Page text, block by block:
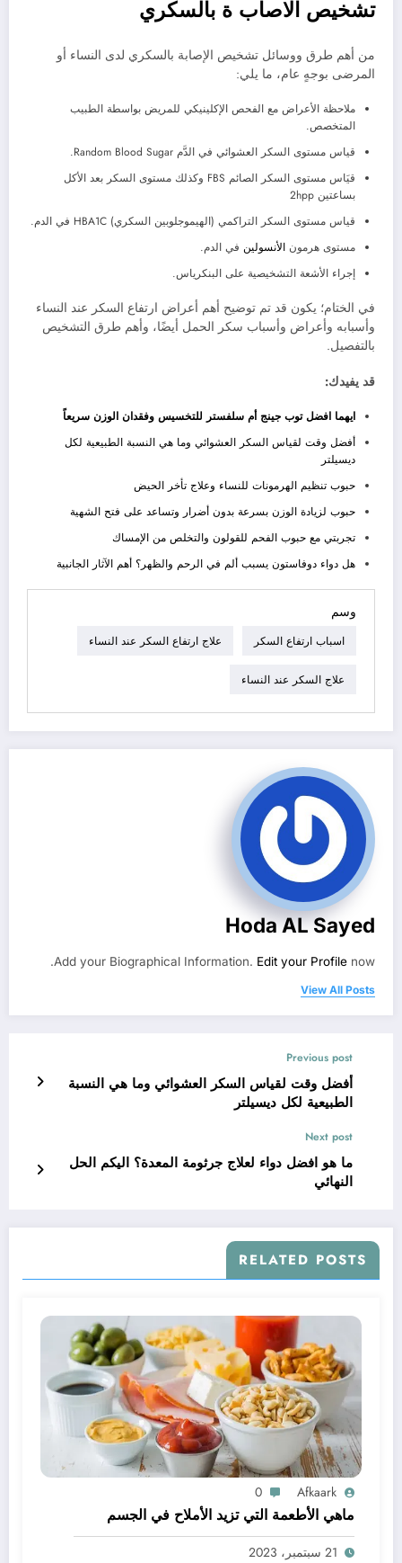
تشخيص الاصاب ة بالسكري
من أهم طرق ووسائل تشخيص الإصابة بالسكري لدى النساء أو
المرضى بوجهٍ عام، ما يلي:
ملاحظة الأعراض مع الفحص الإكلينيكي للمريض بواسطة الطبيب
المتخصص.
قياس مستوى السكر العشوائي في الدَّم Random Blood Sugar.
قيَاس مستوى السكر الصائم FBS وكذلك مستوى السكر بعد الأكل
بساعتين 2hpp
قياس مستوى السكر التراكمي (الهيموجلوبين السكري) HBA1C في الدم.
مستوى هرمون الأنسولين في الدم.
إجراء الأشعة التشخيصية على البنكرياس.
في الختام؛ يكون قد تم توضيح أهم أعراض ارتفاع السكر عند النساء
وأسبابه وأعراض وأسباب سكر الحمل أيضًا، وأهم طرق التشخيص
بالتفصيل.
قد يفيدك:
ايهما افضل توب جينج أم سلفستر للتخسيس وفقدان الوزن سريعاً
أفضل وقت لقياس السكر العشوائي وما هي النسبة الطبيعية لكل
ديسيلتر
حبوب تنظيم الهرمونات للنساء وعلاج تأخر الحيض
حبوب لزيادة الوزن بسرعة بدون أضرار وتساعد على فتح الشهية
تجربتي مع حبوب الفحم للقولون والتخلص من الإمساك
هل دواء دوفاستون يسبب ألم في الرحم والظهر؟ أهم الآثار الجانبية
وسم
اسباب ارتفاع السكر علاج ارتفاع السكر عند النساء
علاج السكر عند النساء
Hoda AL Sayed
Add your Biographical Information. Edit your Profile now.
View All Posts
Previous post
أفضل وقت لقياس السكر العشوائي وما هي النسبة
الطبيعية لكل ديسيلتر
Next post
ما هو افضل دواء لعلاج جرثومة المعدة؟ اليكم الحل
النهائي
RELATED POSTS
Afkaark
0
ماهي الأطعمة التي تزيد الأملاح في الجسم
21 سبتمبر، 2023